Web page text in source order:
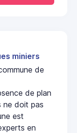
miniers
de
de plan
ne doit pas
est
en